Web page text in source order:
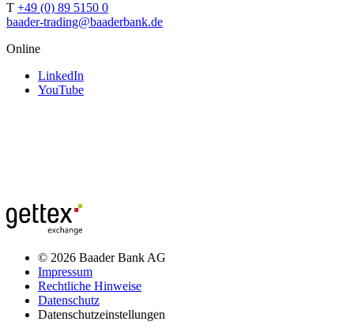
T +49 (0) 89 5150 0
baader-trading@baaderbank.de
Online
LinkedIn
YouTube
© 2026 Baader Bank AG
Impressum
Rechtliche Hinweise
Datenschutz
Datenschutzeinstellungen